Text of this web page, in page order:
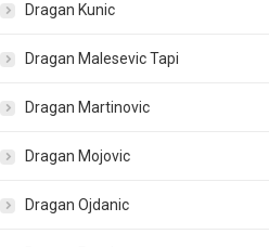
Dragan Kunic
Dragan Malesevic Tapi
Dragan Martinovic
Dragan Mojovic
Dragan Ojdanic